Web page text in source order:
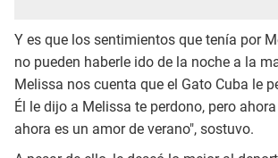
Y es que los sentimientos que tenía por
no pueden haberle ido de la noche a la
Melissa nos cuenta que el Gato Cuba le
Él le dijo a Melissa te perdono, pero
ahora es un amor de verano", sostuvo.